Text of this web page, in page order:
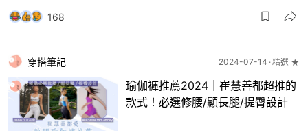
168
穿搭筆記 2024-07-14 精選 ★
瑜伽褲推薦2024｜崔慧善都超推的
款式！必選修腰/顯長腿/提臀設計